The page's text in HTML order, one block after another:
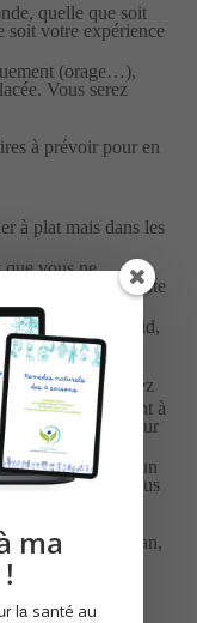
quelle que soit
soit votre expérience
(orage…),
Vous serez
à prévoir pour en
à plat mais dans les
vous ne
gratuite
et les argelas !
vent, pluie ou froid,
(chapeau,
si vous le souhaitez
pensez également à
infusion préparée sur
: apportez un
asseoir ou vous
(lieu de RDV, plan,
envoyé la
ma
la santé au